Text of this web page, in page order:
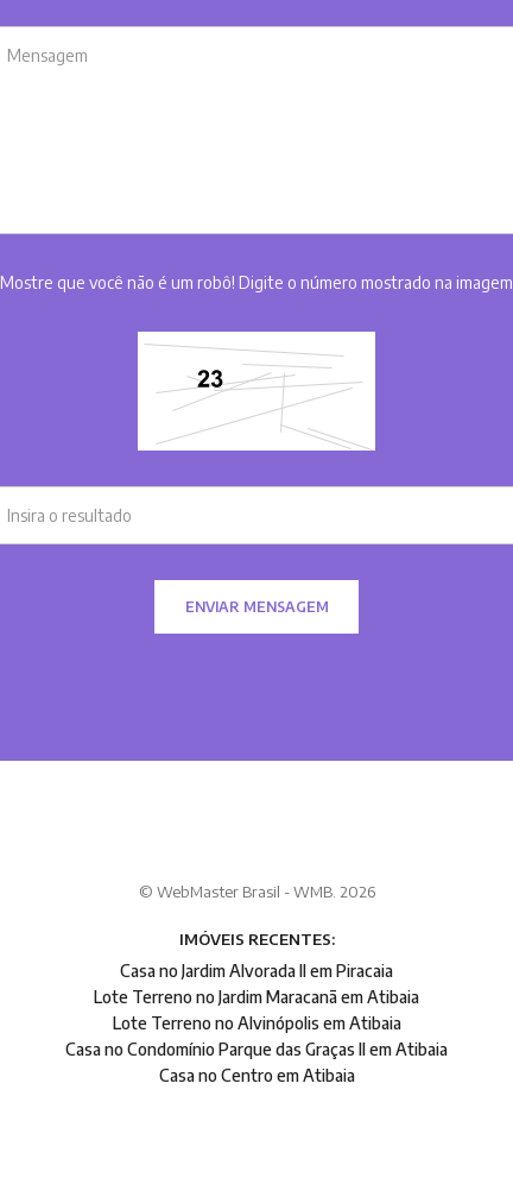
Mostre que você não é um robô! Digite o número mostrado na imagem
ENVIAR MENSAGEM
© WebMaster Brasil - WMB. 2026
IMÓVEIS RECENTES:
Casa no Jardim Alvorada II em Piracaia
Lote Terreno no Jardim Maracanã em Atibaia
Lote Terreno no Alvinópolis em Atibaia
Casa no Condomínio Parque das Graças II em Atibaia
Casa no Centro em Atibaia